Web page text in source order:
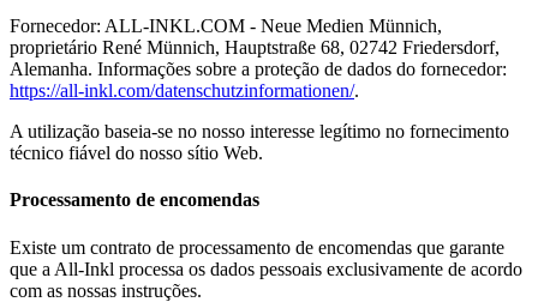
Fornecedor: ALL-INKL.COM - Neue Medien Münnich,
proprietário René Münnich, Hauptstraße 68, 02742 Friedersdorf,
Alemanha. Informações sobre a proteção de dados do fornecedor:
https://all-inkl.com/datenschutzinformationen/.
A utilização baseia-se no nosso interesse legítimo no fornecimento
técnico fiável do nosso sítio Web.
Processamento de encomendas
Existe um contrato de processamento de encomendas que garante
que a All-Inkl processa os dados pessoais exclusivamente de acordo
com as nossas instruções.